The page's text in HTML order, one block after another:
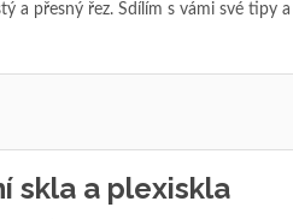
a přesný řez. Sdílím s vámi své tipy
skla a plexiskla